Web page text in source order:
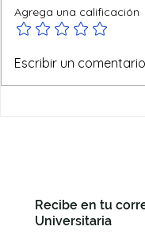
Alzando la mirada
Agrega una calificación
Escribir un
Recibe en tu
Universitaria